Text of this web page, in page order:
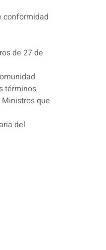
conformidad
de 27 de
términos
que
del